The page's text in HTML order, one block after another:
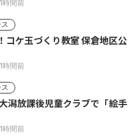
時間前
コケ玉づくり教室 保倉地区公
時間前
潟放課後児童クラブで「絵手
時間前